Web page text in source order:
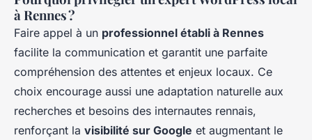
à Rennes ?
Faire appel à un professionnel établi à Rennes
facilite la communication et garantit une parfaite
compréhension des attentes et enjeux locaux. Ce
choix encourage aussi une adaptation naturelle aux
recherches et besoins des internautes rennais,
renforçant la visibilité sur Google et augmentant le